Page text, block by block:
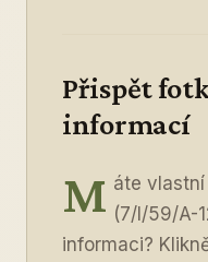
Přispět
informací
M áte
(7/I/59/A-
informaci?